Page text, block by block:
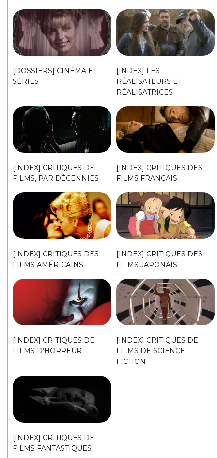
[DOSSIERS] CINÉMA ET
SÉRIES
[INDEX] LES
RÉALISATEURS ET
RÉALISATRICES
[INDEX] CRITIQUES DE
FILMS, PAR DÉCENNIES
[INDEX] CRITIQUES DES
FILMS FRANÇAIS
[INDEX] CRITIQUES DES
FILMS AMÉRICAINS
[INDEX] CRITIQUES DES
FILMS JAPONAIS
[INDEX] CRITIQUES DE
FILMS D’HORREUR
[INDEX] CRITIQUES DE
FILMS DE SCIENCE-
FICTION
[INDEX] CRITIQUES DE
FILMS FANTASTIQUES